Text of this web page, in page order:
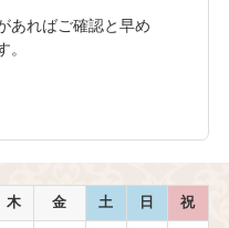
あればご確認と早め
木 金 土 日 祝